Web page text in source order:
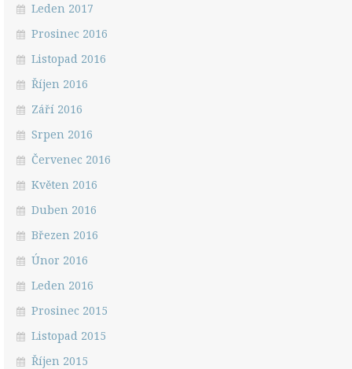
Leden 2017
Prosinec 2016
Listopad 2016
Říjen 2016
Září 2016
Srpen 2016
Červenec 2016
Květen 2016
Duben 2016
Březen 2016
Únor 2016
Leden 2016
Prosinec 2015
Listopad 2015
Říjen 2015